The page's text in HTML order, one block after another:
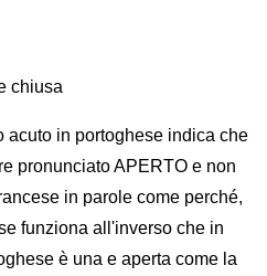
chiusa
acuto in portoghese indica che
pronunciato APERTO e non
in parole come perché,
funziona all'inverso che in
è una e aperta come la